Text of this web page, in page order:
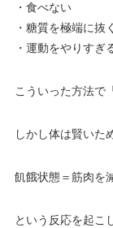
・食べない
・糖質を極端に抜く
・運動をやりすぎ
こういった方法で
しかし体は賢いた
飢餓状態＝筋肉を
という反応を起こ